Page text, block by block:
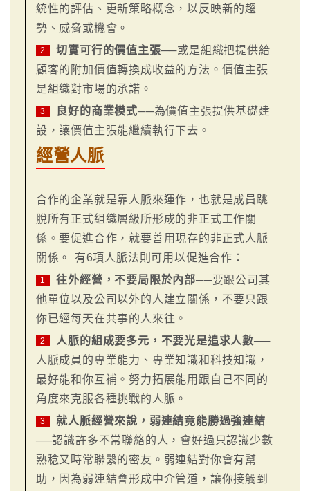
統性的評估、更新策略概念，以反映新的趨
勢、威脅或機會。
2 切實可行的價值主張──或是組織把提供給
顧客的附加價值轉換成收益的方法。價值主張
是組織對市場的承諾。
3 良好的商業模式──為價值主張提供基礎建
設，讓價值主張能繼續執行下去。
經營人脈
合作的企業就是靠人脈來運作，也就是成員跳
脫所有正式組織層級所形成的非正式工作關
係。要促進合作，就要善用現存的非正式人脈
關係。 有6項人脈法則可用以促進合作：
1 往外經營，不要局限於內部──要跟公司其
他單位以及公司以外的人建立關係，不要只跟
你已經每天在共事的人來往。
2 人脈的組成要多元，不要光是追求人數──
人脈成員的專業能力、專業知識和科技知識，
最好能和你互補。努力拓展能用跟自己不同的
角度來克服各種挑戰的人脈。
3
就人脈經營來說，弱連結竟能勝過強連結
──認識許多不常聯絡的人，會好過只認識少數
熟稔又時常聯繫的密友。弱連結對你會有幫
助，因為弱連結會形成中介管道，讓你接觸到